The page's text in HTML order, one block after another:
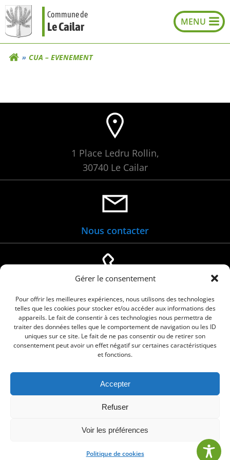
Gérer le consentement
Pour offrir les meilleures expériences, nous utilisons des technologies
telles que les cookies pour stocker et/ou accéder aux informations des
appareils. Le fait de consentir à ces technologies nous permettra de
traiter des données telles que le comportement de navigation ou les ID
uniques sur ce site. Le fait de ne pas consentir ou de retirer son
consentement peut avoir un effet négatif sur certaines caractéristiques
et fonctions.
Accepter
Refuser
Voir les préférences
Politique de cookies
Aller
au
contenu
Commune de
Le Cailar
CUA – EVENEMENT
1 Place Ledru Rollin,
30740 Le Cailar
Nous contacter
04 66 88 01 05
© 2026 Commune de Le Cailar. Service proposé
Mentions légales•Politique de cookies